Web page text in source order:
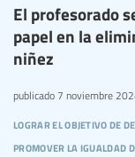
El profesorado
papel en la
niñez
lograr el objetivo de
promover la igualdad
publicado 7 noviembre